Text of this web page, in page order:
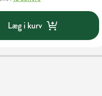
Læg i kurv